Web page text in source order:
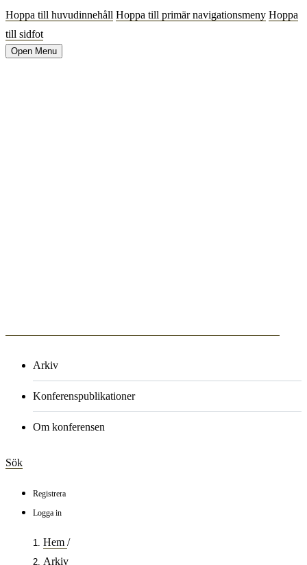
Hoppa till huvudinnehåll Hoppa till primär navigationsmeny Hoppa
till sidfot
Open Menu
Arkiv
Konferenspublikationer
Om konferensen
Sök
Registrera
Logga in
Hem /
Arkiv